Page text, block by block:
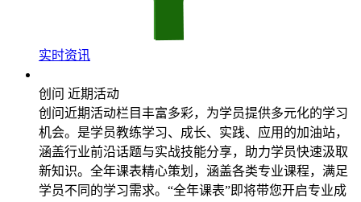
实时资讯
创问 近期活动
创问近期活动栏目丰富多彩，为学员提供多元化的学习
机会。是学员教练学习、成长、实践、应用的加油站，
涵盖行业前沿话题与实战技能分享，助力学员快速汲取
新知识。全年课表精心策划，涵盖各类专业课程，满足
学员不同的学习需求。“全年课表”即将带您开启专业成